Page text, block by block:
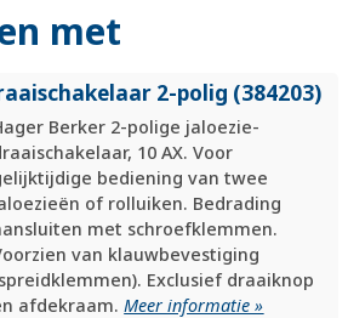
met
2-polig (384203)
Berker 2-polige jaloezie-
10 AX. Voor
bediening van twee
of rolluiken. Bedrading
met schroefklemmen.
van klauwbevestiging
Exclusief draaiknop
afdekraam.Meer informatie »